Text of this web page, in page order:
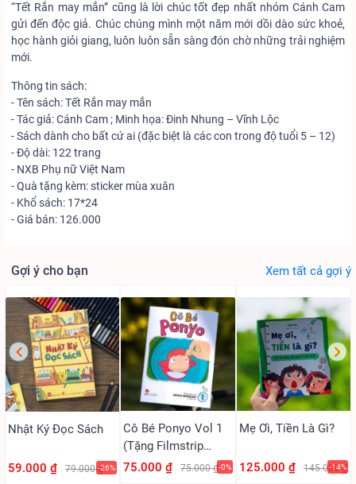
“Tết Rắn may mắn” cũng là lời chúc tốt đẹp nhất nhóm Cánh Cam
gửi đến độc giả. Chúc chúng mình một năm mới dồi dào sức khoẻ,
học hành giỏi giang, luôn luôn sẵn sàng đón chờ những trải nghiệm
mới.
Thông tin sách:
- Tên sách: Tết Rắn may mắn
- Tác giả: Cánh Cam ; Minh họa: Đinh Nhung – Vĩnh Lộc
- Sách dành cho bất cứ ai (đặc biệt là các con trong độ tuổi 5 – 12)
- Độ dài: 122 trang
- NXB Phụ nữ Việt Nam
- Quà tặng kèm: sticker mùa xuân
- Khổ sách: 17*24
- Giá bán: 126.000
Gợi ý cho bạn Xem tất cả gợi ý
Nhật Ký Đọc Sách
59.000 ₫ 79.000 ₫-26%
Cô Bé Ponyo Vol 1
(Tặng Filmstrip
PVC)
75.000 ₫ 75.000 ₫-0%
Mẹ Ơi, Tiền Là Gì?
125.000 ₫ 145.000 ₫
-14%